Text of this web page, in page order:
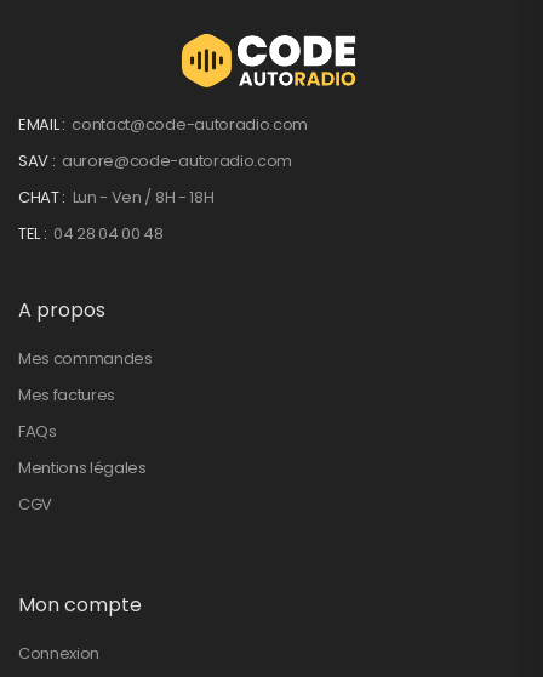
EMAIL : contact@code-autoradio.com
SAV : aurore@code-autoradio.com
CHAT : Lun - Ven / 8H - 18H
TEL : 04 28 04 00 48
A propos
Mes commandes
Mes factures
FAQs
Mentions légales
CGV
Mon compte
Connexion